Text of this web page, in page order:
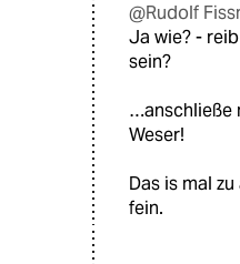
@Rudolf
Ja wie? -
sein?
…anschließe
Weser!
Das is mal
fein.